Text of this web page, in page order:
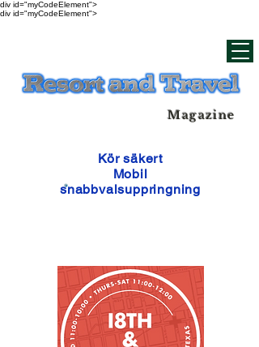
div id="myCodeElement">
div id="myCodeElement">
Magazine
Kör säkert
Mobil
snabbvalsuppringning